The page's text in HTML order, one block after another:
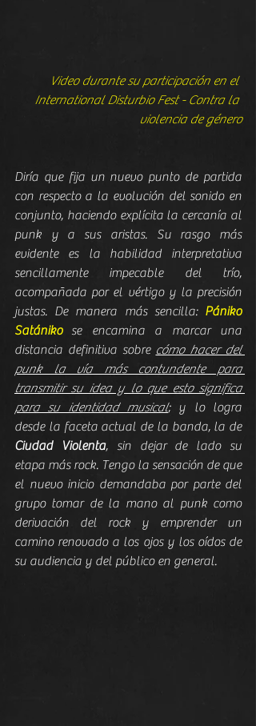
Video durante su participación en el
International Disturbio Fest - Contra la
violencia de género
Diría que fija un nuevo punto de partida
con respecto a la evolución del sonido en
conjunto, haciendo explícita la cercanía al
punk y a sus aristas. Su rasgo más
evidente es la habilidad interpretativa
sencillamente impecable del trío,
acompañada por el vértigo y la precisión
justas. De manera más sencilla: Pániko
Satániko se encamina a marcar una
distancia definitiva sobre cómo hacer del
punk la vía más contundente para
transmitir su idea y lo que esto significa
para su identidad musical; y lo logra
desde la faceta actual de la banda, la de
Ciudad Violenta, sin dejar de lado su
etapa más rock. Tengo la sensación de que
el nuevo inicio demandaba por parte del
grupo tomar de la mano al punk como
derivación del rock y emprender un
camino renovado a los ojos y los oídos de
su audiencia y del público en general.